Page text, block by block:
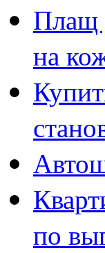
Плащ
на
по